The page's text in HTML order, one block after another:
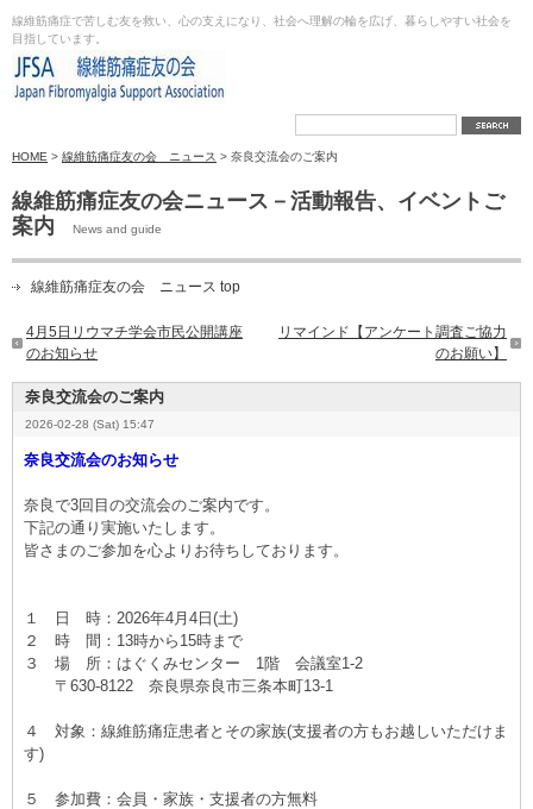
線維筋痛症で苦しむ友を救い、心の支えになり、社会へ理解の輪を広げ、暮らしやすい社会を
目指しています。
HOME > 線維筋痛症友の会 ニュース > 奈良交流会のご案内
線維筋痛症友の会ニュース－活動報告、イベントご
案内
News and guide
線維筋痛症友の会 ニュース top
4月5日リウマチ学会市民公開講座
のお知らせ
リマインド【アンケート調査ご協力
のお願い】
奈良交流会のご案内
2026-02-28 (Sat) 15:47
奈良交流会のお知らせ
奈良で3回目の交流会のご案内です。
下記の通り実施いたします。
皆さまのご参加を心よりお待ちしております。
１ 日 時：2026年4月4日(土)
２ 時 間：13時から15時まで
３ 場 所：はぐくみセンター 1階 会議室1-2
〒630-8122 奈良県奈良市三条本町13-1
４ 対象：線維筋痛症患者とその家族(支援者の方もお越しいただけま
す)
５ 参加費：会員・家族・支援者の方無料